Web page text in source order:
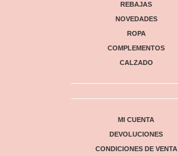
REBAJAS
NOVEDADES
ROPA
COMPLEMENTOS
CALZADO
MI CUENTA
DEVOLUCIONES
CONDICIONES DE VENTA